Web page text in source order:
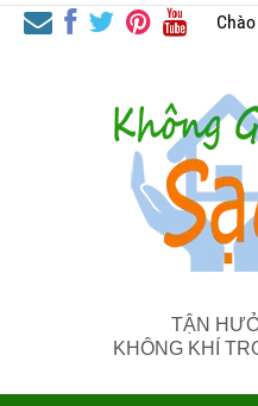
TẬN
KHÔNG KHÍ